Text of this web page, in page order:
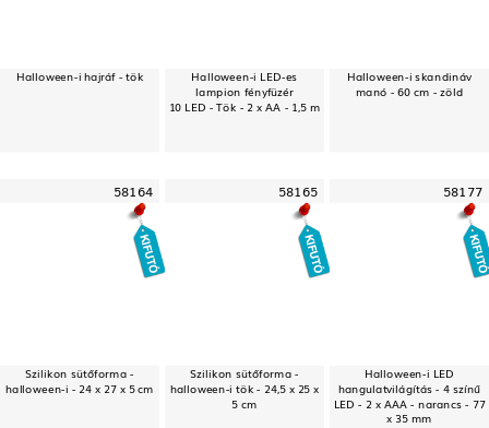
Halloween-i hajráf - tök Halloween-i LED-es
lampion fényfüzér
10 LED - Tök - 2 x AA - 1,5 m
Halloween-i skandináv
manó - 60 cm - zöld
58164
Szilikon sütőforma -
halloween-i - 24 x 27 x 5 cm
58165
Szilikon sütőforma -
halloween-i tök - 24,5 x 25 x
5 cm
58177
Halloween-i LED
hangulatvilágítás - 4 színű
LED - 2 x AAA - narancs - 77
x 35 mm